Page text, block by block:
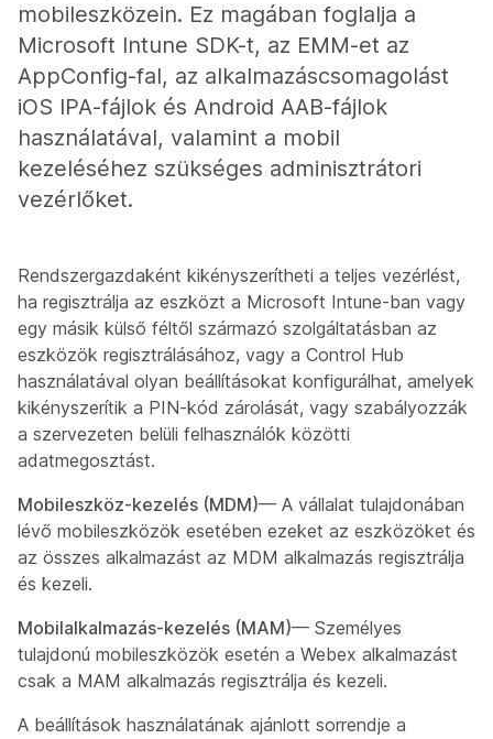
mobileszközein. Ez magában foglalja a
Microsoft Intune SDK-t, az EMM-et az
AppConfig-fal, az alkalmazáscsomagolást
iOS IPA-fájlok és Android AAB-fájlok
használatával, valamint a mobil
kezeléséhez szükséges adminisztrátori
vezérlőket.
Rendszergazdaként kikényszerítheti a teljes vezérlést,
ha regisztrálja az eszközt a Microsoft Intune-ban vagy
egy másik külső féltől származó szolgáltatásban az
eszközök regisztrálásához, vagy a Control Hub
használatával olyan beállításokat konfigurálhat, amelyek
kikényszerítik a PIN-kód zárolását, vagy szabályozzák
a szervezeten belüli felhasználók közötti
adatmegosztást.
Mobileszköz-kezelés (MDM)— A vállalat tulajdonában
lévő mobileszközök esetében ezeket az eszközöket és
az összes alkalmazást az MDM alkalmazás regisztrálja
és kezeli.
Mobilalkalmazás-kezelés (MAM)— Személyes
tulajdonú mobileszközök esetén a Webex alkalmazást
csak a MAM alkalmazás regisztrálja és kezeli.
A beállítások használatának ajánlott sorrendje a